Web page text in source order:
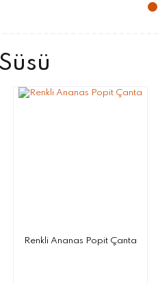
Renkli Ananas Popit Çanta